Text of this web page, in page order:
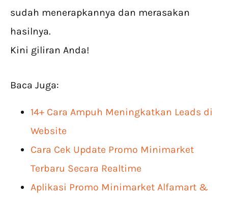
sudah menerapkannya dan merasakan
hasilnya.
Kini giliran Anda!
Baca Juga:
14+ Cara Ampuh Meningkatkan Leads di
Website
Cara Cek Update Promo Minimarket
Terbaru Secara Realtime
Aplikasi Promo Minimarket Alfamart &